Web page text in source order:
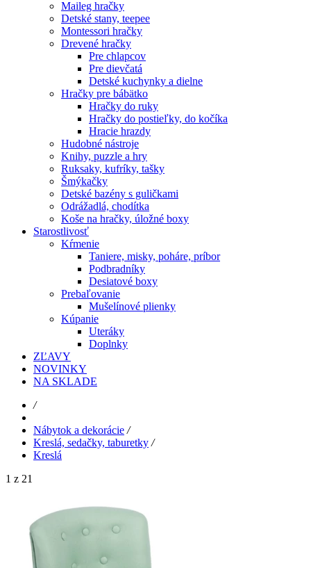
Maileg hračky
Detské stany, teepee
Montessori hračky
Drevené hračky
Pre chlapcov
Pre dievčatá
Detské kuchynky a dielne
Hračky pre bábätko
Hračky do ruky
Hračky do postieľky, do kočíka
Hracie hrazdy
Hudobné nástroje
Knihy, puzzle a hry
Ruksaky, kufríky, tašky
Šmýkačky
Detské bazény s guličkami
Odrážadlá, chodítka
Koše na hračky, úložné boxy
Starostlivosť
Kŕmenie
Taniere, misky, poháre, príbor
Podbradníky
Desiatové boxy
Prebaľovanie
Mušelínové plienky
Kúpanie
Uteráky
Doplnky
ZĽAVY
NOVINKY
NA SKLADE
/
Nábytok a dekorácie /
Kreslá, sedačky, taburetky /
Kreslá
1 z 21